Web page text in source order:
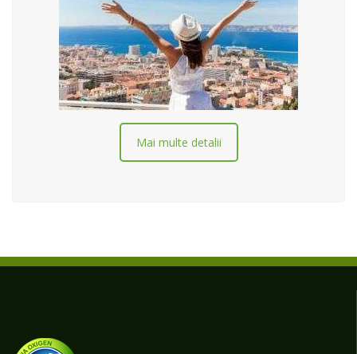
Mai multe detalii